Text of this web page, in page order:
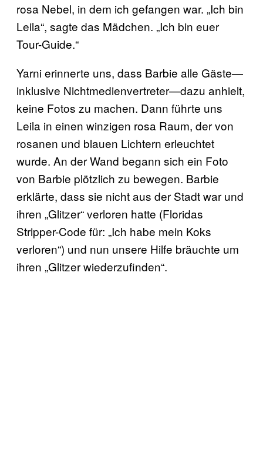
rosa Nebel, in dem ich gefangen war. „Ich bin
Leila“, sagte das Mädchen. „Ich bin euer
Tour-Guide.“
Yarni erinnerte uns, dass Barbie alle Gäste—
inklusive Nichtmedienvertreter—dazu anhielt,
keine Fotos zu machen. Dann führte uns
Leila in einen winzigen rosa Raum, der von
rosanen und blauen Lichtern erleuchtet
wurde. An der Wand begann sich ein Foto
von Barbie plötzlich zu bewegen. Barbie
erklärte, dass sie nicht aus der Stadt war und
ihren „Glitzer“ verloren hatte (Floridas
Stripper-Code für: „Ich habe mein Koks
verloren“) und nun unsere Hilfe bräuchte um
ihren „Glitzer wiederzufinden“.